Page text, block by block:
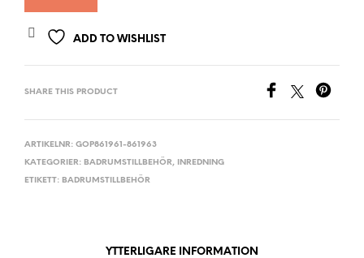
ADD TO WISHLIST
SHARE THIS PRODUCT
ARTIKELNR: GOP861961-861963
KATEGORIER: BADRUMSTILLBEHÖR,
INREDNING
ETIKETT: BADRUMSTILLBEHÖR
YTTERLIGARE INFORMATION